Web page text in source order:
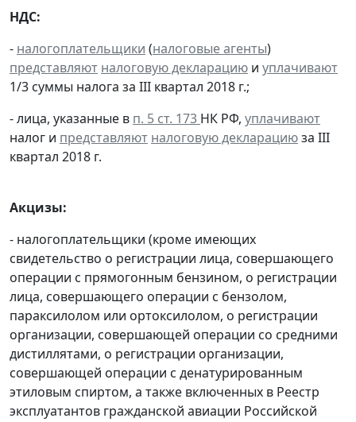
НДС:
- налогоплательщики (налоговые агенты)
представляют налоговую декларацию и уплачивают
1/3 суммы налога за III квартал 2018 г.;
- лица, указанные в п. 5 ст. 173 НК РФ, уплачивают
налог и представляют налоговую декларациюза III
квартал 2018 г.
Акцизы:
- налогоплательщики (кроме имеющих
свидетельство о регистрации лица, совершающего
операции с прямогонным бензином, о регистрации
лица, совершающего операции с бензолом,
параксилолом или ортоксилолом, о регистрации
организации, совершающей операции со средними
дистиллятами, о регистрации организации,
совершающей операции с денатурированным
этиловым спиртом, а также включенных в Реестр
эксплуатантов гражданской авиации Российской